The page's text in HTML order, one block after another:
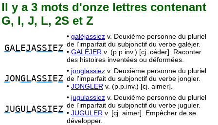
Il y a 3 mots d'onze lettres contenant
G, I, J, L, 2S et Z
GAL EJASSI EZ
• galéjassiez v. Deuxième personne du pluriel
de l’imparfait du subjonctif du verbe galéjer.
• GALÉJER v. (p.p.inv.) [cj. céder]. Raconter
des histoires inventées ou déformées.
JONGLASSI EZ
• jonglassiez v. Deuxième personne du pluriel
de l’imparfait du subjonctif du verbe jongler.
• JONGLER v. (p.p.inv.) [cj. aimer].
JUGU LASSI EZ
• jugulassiez v. Deuxième personne du pluriel
de l’imparfait du subjonctif du verbe juguler.
• JUGULER v. [cj. aimer]. Empêcher de se
développer.